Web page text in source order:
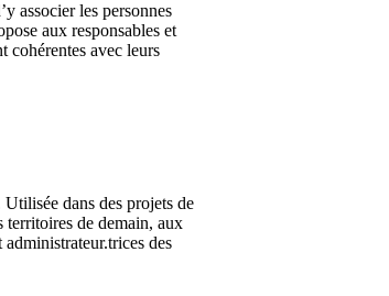
associer les personnes
aux responsables et
cohérentes avec leurs
dans des projets de
territoires de demain, aux
des